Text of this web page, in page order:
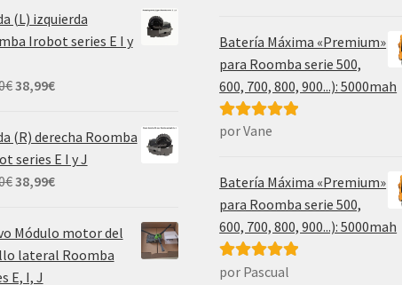
original
era:
actual
(L) izquierda
Irobot series E I y
€ El
original
era:
38,99€El
actual
es:
38,99€.
(R) derecha Roomba
series E I y J
€ El
original
era:
55,00€.
38,99€El
es:
Módulo motor del
lateral Roomba
E, I, J
Batería Máxima «Premium»
para Roomba serie 500,
600, 700, 800, 900...): 5000mah
Valorado con
por Vane
Batería Máxima «Premium»
para Roomba serie 500,
600, 700, 800, 900...): 5000mah
Valorado con
por Pascual